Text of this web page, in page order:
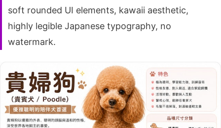
soft rounded UI elements, kawaii aesthetic,
highly legible Japanese typography, no
watermark.